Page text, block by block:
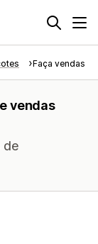
Faça vendas
vendas
de